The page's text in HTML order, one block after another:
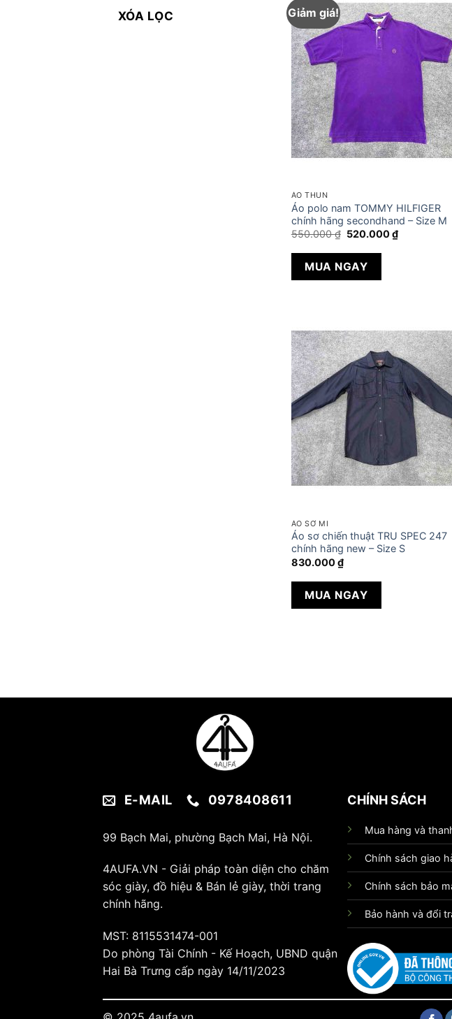
XÓA LỌC Giảm giá!
ÁO THUN
Áo polo nam TOMMY HILFIGER
chính hãng secondhand – Size M
550.000₫ Giá
là:
550.000 ₫.
520.000₫Giá
MUA NGAY
ÁO SƠ MI
Áo sơ chiến thuật TRU SPEC 247
chính hãng new – Size S
830.000₫
MUA NGAY
E-MAIL 0978408611
99 Bạch Mai, phường Bạch Mai, Hà Nội.
4AUFA.VN - Giải pháp toàn diện cho chăm
sóc giày, đồ hiệu & Bán lẻ giày, thời trang
chính hãng.
MST: 8115531474-001
Do phòng Tài Chính - Kế Hoạch, UBND quận
Hai Bà Trưng cấp ngày 14/11/2023
CHÍNH SÁCH
Mua hàng và
Chính sách giao
Chính sách bảo
Bảo hành và đổi